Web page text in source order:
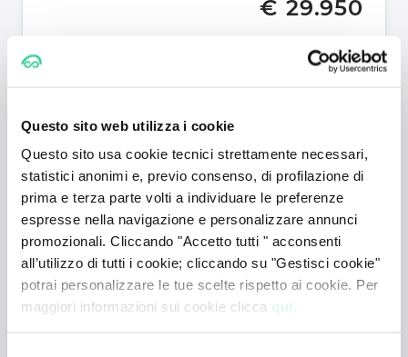
Questo sito web utilizza i cookie
Questo sito usa cookie tecnici strettamente necessari,
statistici anonimi e, previo consenso, di profilazione di
prima e terza parte volti a individuare le preferenze
espresse nella navigazione e personalizzare annunci
promozionali. Cliccando "Accetto tutti " acconsenti
all’utilizzo di tutti i cookie; cliccando su "Gestisci cookie"
potrai personalizzare le tue scelte rispetto ai cookie. Per
maggiori informazioni sui cookie clicca qui.
€ 29.950
OFFERTATYM
Lexus LBX